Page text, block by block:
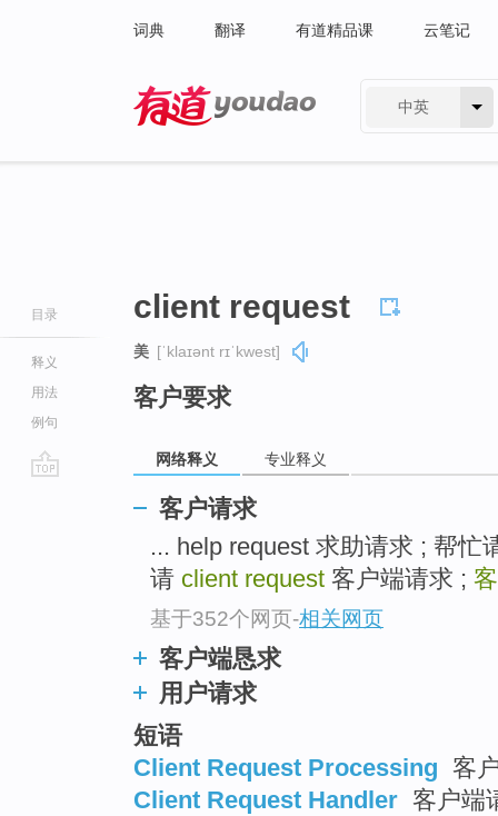
词典 翻译 有道精品课 云笔记
中英
目录
释义
用法
例句
client request
美 [ˈklaɪənt rɪˈkwest]
客户要求
网络释义 专业释义
客户请求
... help request 求助请求 ; 帮忙
请 client request 客户端请求 ;
基于352个网页-相关网页
客户端恳求
用户请求
短语
Client Request Processing 客
Client Request Handler 客户端